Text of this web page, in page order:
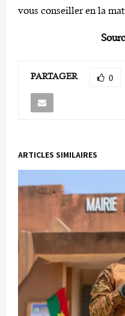
vous conseiller en la
PARTAGER 0
ARTICLES SIMILAIRES